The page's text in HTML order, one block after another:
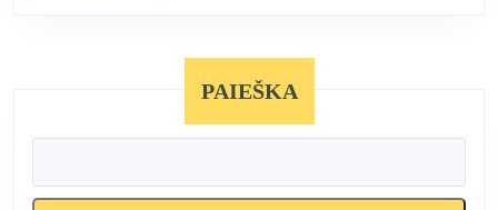
Kaip
Ir
Kodėl
PAIEŠKA